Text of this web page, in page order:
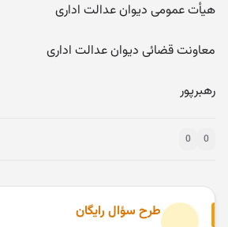
هیأت عمومی دیوان عدالت اداری
معاونت قضائی دیوان عدالت اداری
رهبرپور
0
0
طرح سؤال رایگان